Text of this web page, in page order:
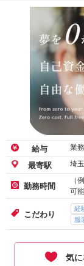
給与 業
最寄駅 埼
勤務時間
（
可能
こだわり
経
服
気